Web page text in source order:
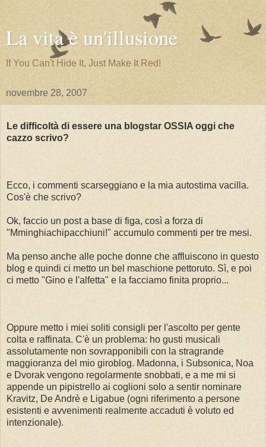
La vita è un'illusione
If You Can't Hide It, Just Make It Red!
novembre 28, 2007
Le difficoltà di essere una blogstar OSSIA oggi che
cazzo scrivo?
Ecco, i commenti scarseggiano e la mia autostima vacilla.
Cos'è che scrivo?
Ok, faccio un post a base di figa, così a forza di
"Mminghiachipacchiuni!" accumulo commenti per tre mesi.
Ma penso anche alle poche donne che affluiscono in questo
blog e quindi ci metto un bel maschione pettoruto. Sì, e poi
ci metto "Gino e l'alfetta" e la facciamo finita proprio...
Oppure metto i miei soliti consigli per l'ascolto per gente
colta e raffinata. C'è un problema: ho gusti musicali
assolutamente non sovrapponibili con la stragrande
maggioranza del mio giroblog. Madonna, i Subsonica, Noa
e Dvorak vengono regolarmente snobbati, e a me mi si
appende un pipistrello ai coglioni solo a sentir nominare
Kravitz, De Andrè e Ligabue (ogni riferimento a persone
esistenti e avvenimenti realmente accaduti è voluto ed
intenzionale).